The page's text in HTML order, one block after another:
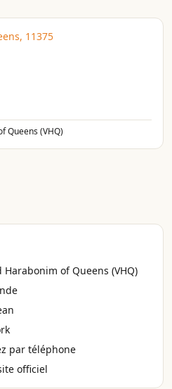
11375
Queens (VHQ)
of Queens (VHQ)
par téléphone
officiel